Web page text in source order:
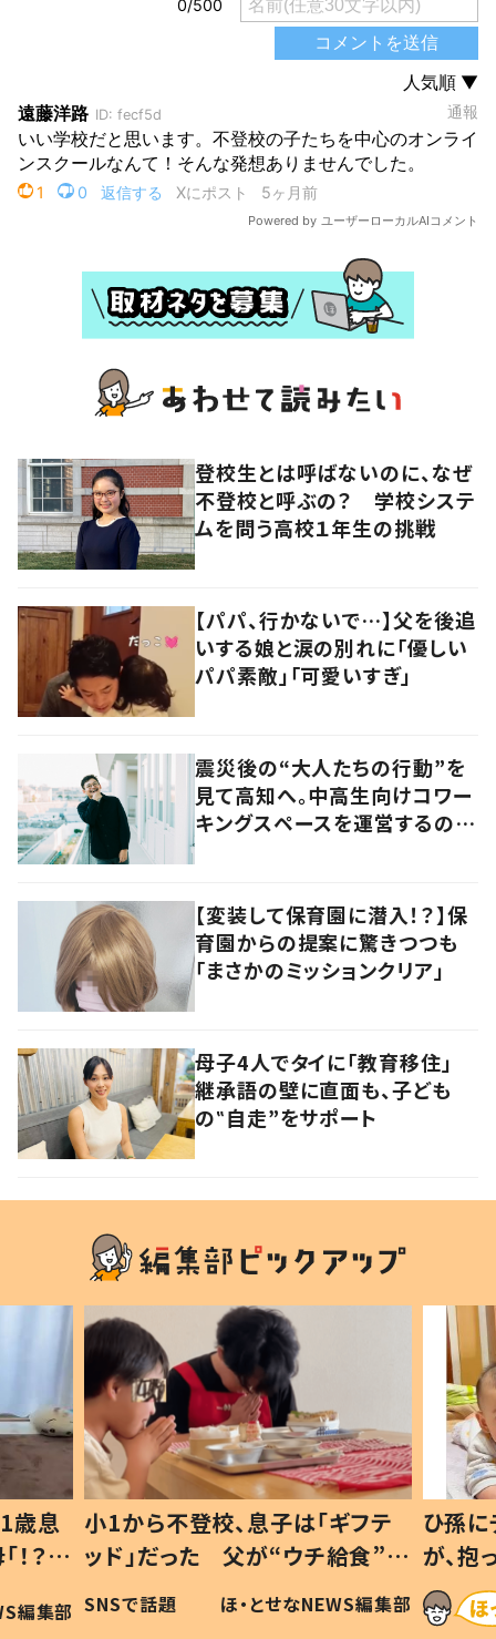
登校生とは呼ばないのに、なぜ
不登校と呼ぶの？ 学校システ
ムを問う高校１年生の挑戦
【パパ、行かないで…】父を後追
いする娘と涙の別れに「優しい
パパ素敵」「可愛いすぎ」
震災後の“大人たちの行動”を
見て高知へ。中高生向けコワー
キングスペースを運営するのは
【変装して保育園に潜入！？】保
育園からの提案に驚きつつも
「まさかのミッションクリア」
母子4人でタイに「教育移住」
継承語の壁に直面も、子ども
の‟自走”をサポート
歳息
？」
編集部
小1から不登校、息子は「ギフテ
ッド」だった 父が“ウチ給食”を
作り続ける理由とは #令和の親
#令和の子
SNSで話題 ほ・とせなNEWS編集部
ひ孫
が、
「涙が
い」